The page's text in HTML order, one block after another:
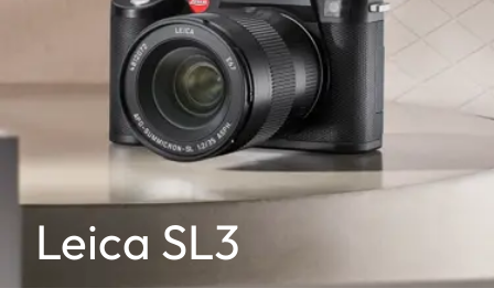
Leica SL3